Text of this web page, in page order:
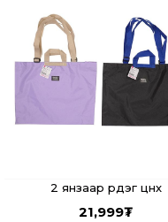
2 янзаар үүрдэг цүнх
21,999₮